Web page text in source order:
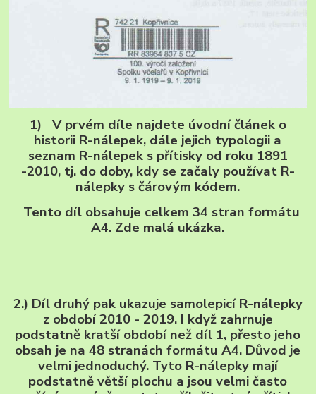
1) V prvém díle najdete úvodní článek o
historii R-nálepek, dále jejich typologii a
seznam R-nálepek s přítisky od roku 1891
-2010, tj. do doby, kdy se začaly používat R-
nálepky s čárovým kódem.
Tento díl obsahuje celkem 34 stran formátu
A4. Zde malá ukázka.
2.) Díl druhý pak ukazuje samolepicí R-nálepky
z období 2010 - 2019. I když zahrnuje
podstatně kratší období než díl 1, přesto jeho
obsah je na 48 stranách formátu A4. Důvod je
velmi jednoduchý. Tyto R-nálepky mají
podstatně větší plochu a jsou velmi často